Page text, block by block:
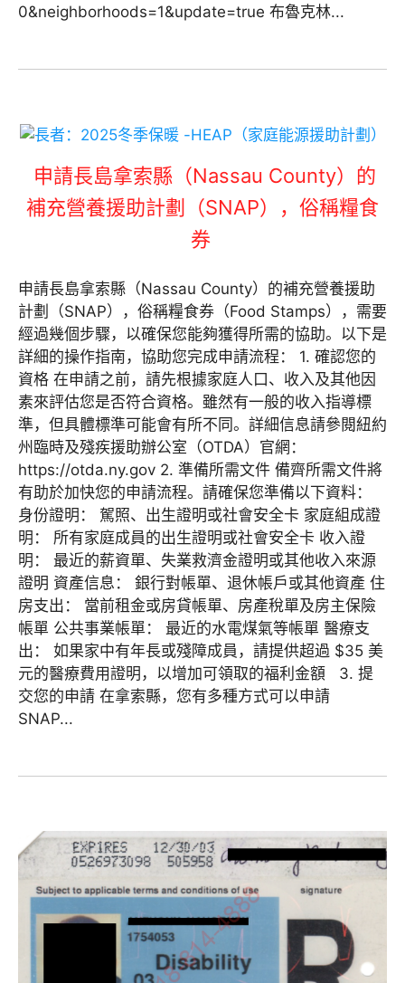
0&neighborhoods=1&update=true 布魯克林...
申請長島拿索縣（Nassau County）的
補充營養援助計劃（SNAP），俗稱糧食
券
申請長島拿索縣（Nassau County）的補充營養援助
計劃（SNAP），俗稱糧食券（Food Stamps），需要
經過幾個步驟，以確保您能夠獲得所需的協助。以下是
詳細的操作指南，協助您完成申請流程： 1. 確認您的
資格 在申請之前，請先根據家庭人口、收入及其他因
素來評估您是否符合資格。雖然有一般的收入指導標
準，但具體標準可能會有所不同。詳細信息請參閱紐約
州臨時及殘疾援助辦公室（OTDA）官網：
https://otda.ny.gov 2. 準備所需文件 備齊所需文件將
有助於加快您的申請流程。請確保您準備以下資料：
身份證明： 駕照、出生證明或社會安全卡 家庭組成證
明： 所有家庭成員的出生證明或社會安全卡 收入證
明： 最近的薪資單、失業救濟金證明或其他收入來源
證明 資產信息： 銀行對帳單、退休帳戶或其他資產 住
房支出： 當前租金或房貸帳單、房產稅單及房主保險
帳單 公共事業帳單： 最近的水電煤氣等帳單 醫療支
出： 如果家中有年長或殘障成員，請提供超過 $35 美
元的醫療費用證明，以增加可領取的福利金額 3. 提
交您的申請 在拿索縣，您有多種方式可以申請
SNAP...